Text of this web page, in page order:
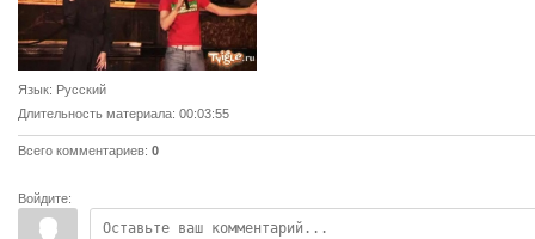
Язык: Русский
Длительность материала: 00:03:55
Всего комментариев: 0
Войдите: